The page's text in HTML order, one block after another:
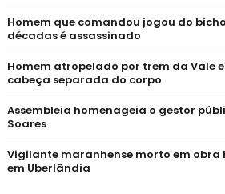
Homem que comandou jogou do
décadas é assassinado
Homem atropelado por trem da Vale
cabeça separada do corpo
Assembleia homenageia o gestor
Soares
Vigilante maranhense morto em obra
em Uberlândia